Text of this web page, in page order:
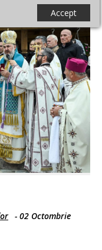
Accept
- 02 Octombrie